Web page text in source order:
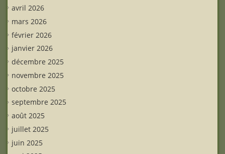
avril 2026
mars 2026
février 2026
janvier 2026
décembre 2025
novembre 2025
octobre 2025
septembre 2025
août 2025
juillet 2025
juin 2025